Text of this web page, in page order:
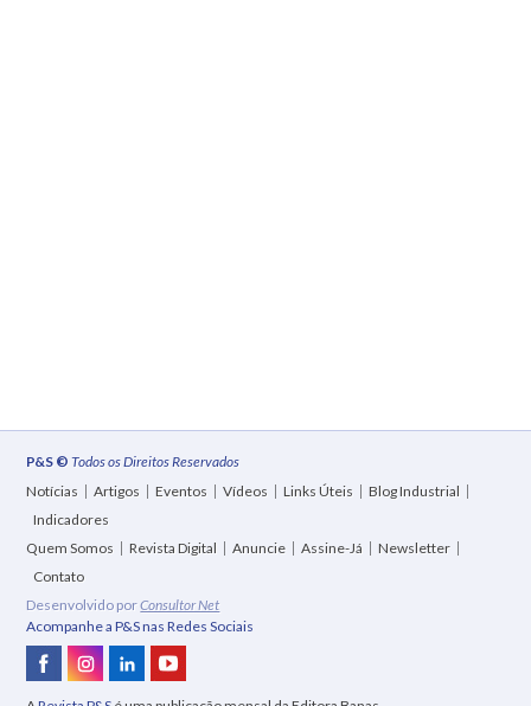
P&S © Todos os Direitos Reservados
Notícias
Artigos Eventos Vídeos Links Úteis
Blog Industrial
Indicadores
Quem Somos
Revista Digital Anuncie Assine-Já
Newsletter
Contato
Desenvolvido porConsultor Net
Acompanhe a P&S nas Redes Sociais